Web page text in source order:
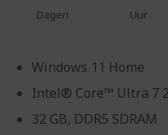
Dagen Uur
Windows 11 Home
Intel® Core™ Ultra 7
32 GB, DDR5 SDRAM